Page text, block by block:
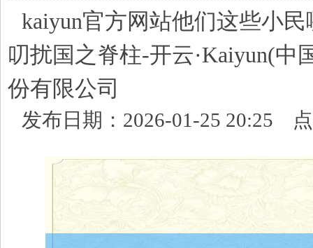
kaiyun官方网站他们这些小
叨扰国之脊柱-开云·Kaiyun(中
份有限公司
发布日期：2026-01-25 20:25